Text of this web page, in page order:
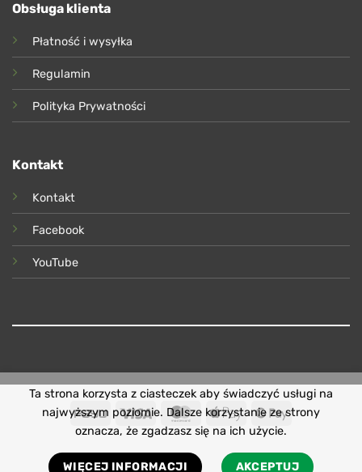
Obsługa klienta
Płatność i wysyłka
Regulamin
Polityka Prywatności
Kontakt
Kontakt
Facebook
YouTube
PayU Visa MasterCardApple
Pay
Google
Ta strona korzysta z ciasteczek aby świadczyć usługi na
najwyższym poziomie. Dalsze korzystanie ze strony
oznacza, że zgadzasz się na ich użycie.
WIĘCEJ INFORMACJI AKCEPTUJ